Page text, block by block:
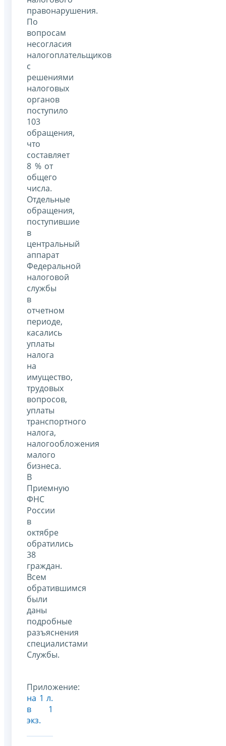
правонарушения.
По
вопросам
несогласия
налогоплательщиков
с
решениями
налоговых
органов
поступило
103
обращения,
что
составляет
8 % от
общего
числа.
Отдельные
обращения,
поступившие
в
центральный
аппарат
Федеральной
налоговой
службы
в
отчетном
периоде,
касались
уплаты
налога
на
имущество,
трудовых
вопросов,
уплаты
транспортного
налога,
налогообложения
малого
бизнеса.
В
Приемную
ФНС
России
в
октябре
обратились
38
граждан.
Всем
обратившимся
были
даны
подробные
разъяснения
специалистами
Службы.
Приложение:
на 1 л.
в 1
экз.